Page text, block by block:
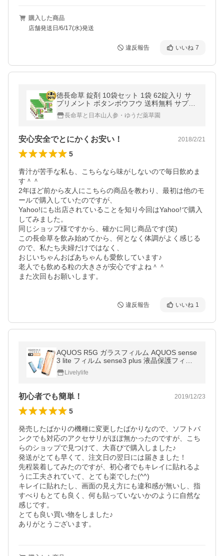
購入した商品
店舗発送日/6/17(水)発送
違反報告 いいね 7
徳長命草 錠剤 10袋セット 1袋 62錠入り サ
プリメント ボタンボウフウ 送料無料 サプリ
飲みやすい 小粒 健康 美容 男性 女性 亜鉛 効
果 鉄分
長命草と日本山人参・ゆうだ薬草園
安心安全でとにかくお安い！ 2018/2/21
5
青汁が苦手な私も、こちらなら味がしないので毎日飲めま
す＾＾
2年ほど前から友人にこちらの商品を教わり、最初は他のモ
ールで購入していたのですが、
Yahoo!にも出店されていることを知り今回はYahoo!で購入
してみました。
同じショップ様ですから、確かに同じ商品です(笑)
この長命草を飲み始めてから、何となく体調がよく感じる
ので、私たち夫婦だけではなく、
おじいちゃんおばあちゃんも愛飲しています♪
老人でも飲める粒の大きさが安心ですよね＾＾
また次回もお願いします。
違反報告 いいね 1
AQUOS R5G ガラスフィルム AQUOS sense
3 lite フィルム sense3 plus 液晶保護フィル
ム AQUOS sense3 保護フィルム AQUOS se
nse2 強化ガラスシート プレゼント
Livelylife
初心者でも簡単！ 2019/12/23
5
発売したばかりの機種に変更したばかりなので、ソフトバ
ンクでも対応のアクセサリがほぼ無かったのですが、こち
らのショップで見つけて、大喜びで購入しました♪
発送がとても早くて、注文日の翌日には届きました！
先程装着してみたのですが、初心者でもキレイに貼れるよ
うに工夫されていて、とても楽でした(^^)
キレイに貼れたし、画面の見え方にも違和感が無いし、指
すべりもとても良く、何も貼っていないかのように自然な
感じです。
とても良い買い物をしました♪
ありがとうございます。